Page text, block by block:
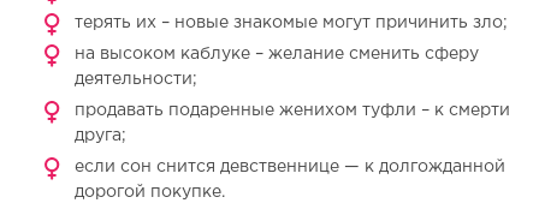
терять их – новые знакомые могут причинить зло;
на высоком каблуке – желание сменить сферу
деятельности;
продавать подаренные женихом туфли – к смерти
друга;
если сон снится девственнице — к долгожданной
дорогой покупке.